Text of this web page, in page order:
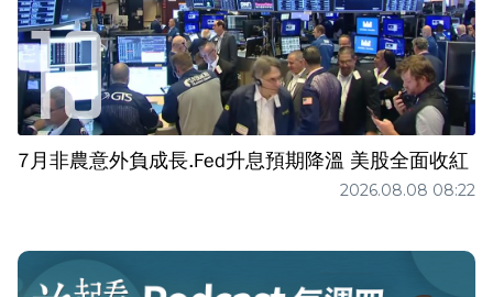
7月非農意外負成長.Fed升息預期降溫 美股全面收紅
2026.08.08 08:22